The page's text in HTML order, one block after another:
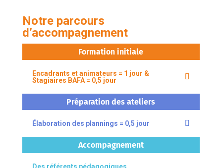
Notre parcours
d’accompagnement
Formation initiale
Encadrants et animateurs = 1 jour &
Stagiaires BAFA = 0,5 jour
Préparation des ateliers
Élaboration des plannings = 0,5 jour
Accompagnement